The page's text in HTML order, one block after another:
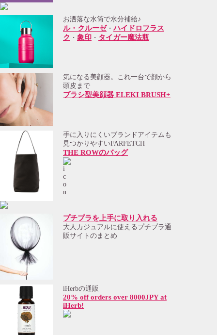
お洒落な水筒で水分補給♪
ル・クルーゼ・ハイドロフラス
ク ・ 象印 ・ タイガー魔法瓶
気になる美顔器。これ一台で顔から
頭皮まで
ブラシ型美顔器 ELEKI BRUSH+
手に入りにくいブランドアイテムも
見つかりやすいFARFETCH
THE ROWのバッグ
プチプラを上手に取り入れる
大人カジュアルに使えるプチプラ通
販サイトのまとめ
iHerbの通販
20% off orders over 8000JPY at
iHerb!